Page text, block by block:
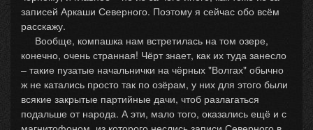
записей Аркаши Северного. Поэтому я сейчас обо всём
расскажу.
Вообще, компашка нам встретилась на том озере,
конечно, очень странная! Чёрт знает, как их туда занесло
– такие пузатые начальнички на чёрных "Волгах" обычно
ж не катались просто так по озёрам, у них для этого были
всякие закрытые партийные дачи, чтоб разлагаться
подальше от народа. А эти, мало того, оказались ещё и с